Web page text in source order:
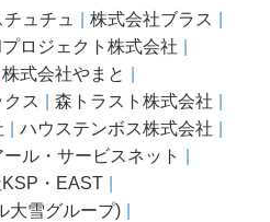
ュチュ
株式会社ブラス
ロジェクト株式会社
株式会社やまと
ス
森トラスト株式会社
ハウステンボス株式会社
ル・サービスネット
・EAST
大雪グループ)